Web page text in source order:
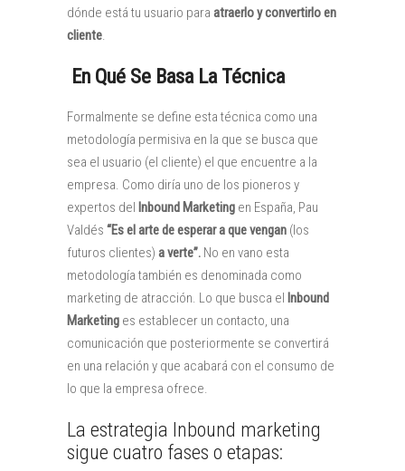
dónde está tu usuario para atraerlo y convertirlo en
cliente.
En Qué Se Basa La Técnica
Formalmente se define esta técnica como una
metodología permisiva en la que se busca que
sea el usuario (el cliente) el que encuentre a la
empresa. Como diría uno de los pioneros y
expertos del Inbound Marketing en España, Pau
Valdés “Es el arte de esperar a que vengan (los
futuros clientes) a verte”. No en vano esta
metodología también es denominada como
marketing de atracción. Lo que busca el Inbound
Marketing es establecer un contacto, una
comunicación que posteriormente se convertirá
en una relación y que acabará con el consumo de
lo que la empresa ofrece.
La estrategia Inbound marketing
sigue cuatro fases o etapas: